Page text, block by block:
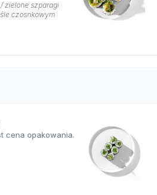
zielone szparagi
czosnkowym
cena opakowania.